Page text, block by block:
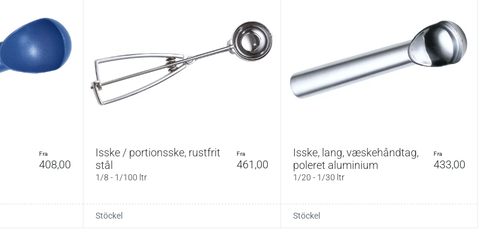
fra
408,00
Isske / portionsske, rustfrit
stål
1/8 - 1/100 ltr
fra
461,00
Stöckel
Isske, lang, væskehåndtag,
poleret aluminium
1/20 - 1/30 ltr
fra
433,00
Stöckel